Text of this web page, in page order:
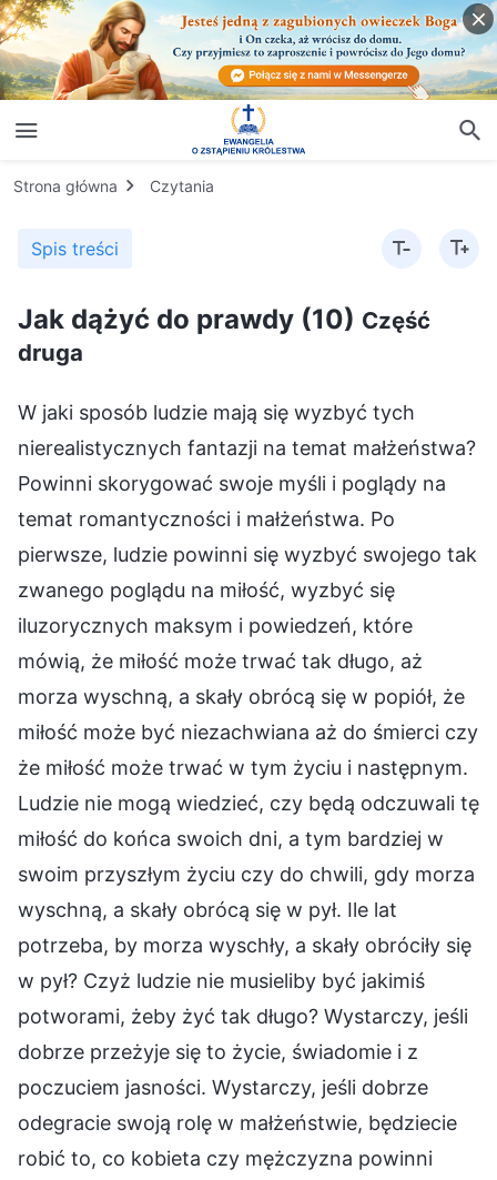
Strona główna Czytania
Spis treści
Jak dążyć do prawdy (10) Część
druga
W jaki sposób ludzie mają się wyzbyć tych
nierealistycznych fantazji na temat małżeństwa?
Powinni skorygować swoje myśli i poglądy na
temat romantyczności i małżeństwa. Po
pierwsze, ludzie powinni się wyzbyć swojego tak
zwanego poglądu na miłość, wyzbyć się
iluzorycznych maksym i powiedzeń, które
mówią, że miłość może trwać tak długo, aż
morza wyschną, a skały obrócą się w popiół, że
miłość może być niezachwiana aż do śmierci czy
że miłość może trwać w tym życiu i następnym.
Ludzie nie mogą wiedzieć, czy będą odczuwali tę
miłość do końca swoich dni, a tym bardziej w
swoim przyszłym życiu czy do chwili, gdy morza
wyschną, a skały obrócą się w pył. Ile lat
potrzeba, by morza wyschły, a skały obróciły się
w pył? Czyż ludzie nie musieliby być jakimiś
potworami, żeby żyć tak długo? Wystarczy, jeśli
dobrze przeżyje się to życie, świadomie i z
poczuciem jasności. Wystarczy, jeśli dobrze
odegracie swoją rolę w małżeństwie, będziecie
robić to, co kobieta czy mężczyzna powinni